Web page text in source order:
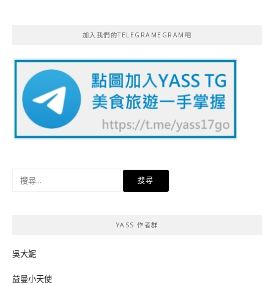
加入我們的TELEGRAMEGRAM吧
YASS 作者群
吳大妮
益曼小天使